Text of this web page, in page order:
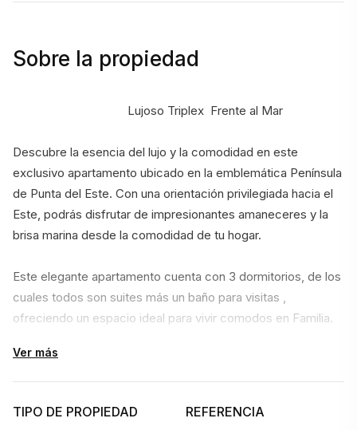
Sobre la propiedad
                                    Lujoso Triplex  Frente al Mar
Descubre la esencia del lujo y la comodidad en este
exclusivo apartamento ubicado en la emblemática Península
de Punta del Este. Con una orientación privilegiada hacia el
Este, podrás disfrutar de impresionantes amaneceres y la
brisa marina desde la comodidad de tu hogar.
Este elegante apartamento cuenta con 3 dormitorios, de los
cuales todos son suites más un baño para visitas ,
ofreciendo un espacio ideal para vivir comodos en Familia.
privacidad.
La cocina completa y el amplio living comedor son
Ver más
TIPO DE PROPIEDAD REFERENCIA